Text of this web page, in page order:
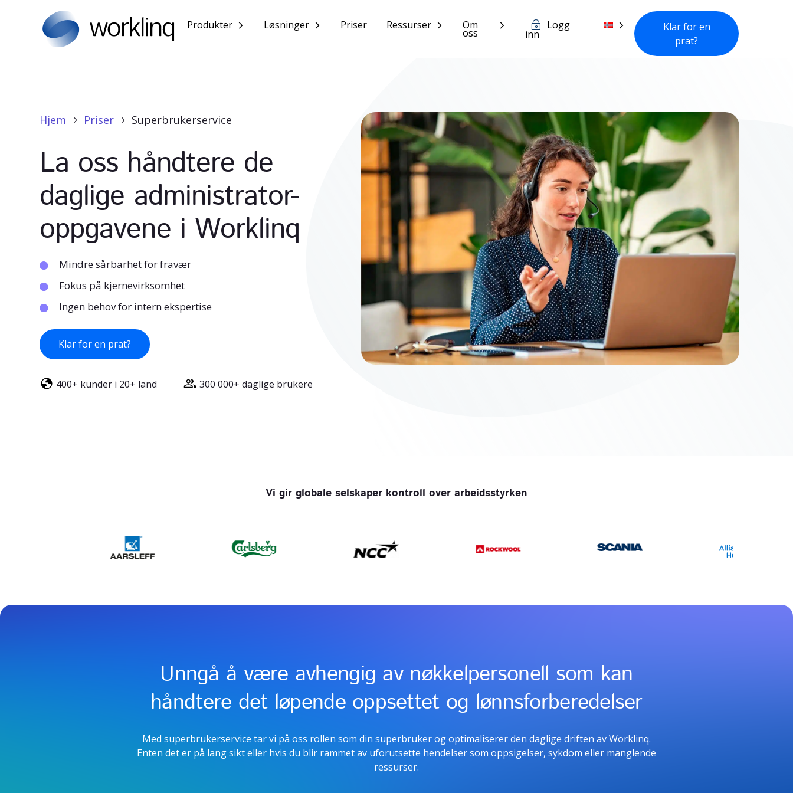
Produkter Løsninger Priser Ressurser Om
oss
Logg
inn
Klar for en
prat?
Hjem 5 Priser 5 Superbrukerservice
La oss håndtere de
daglige administrator-
oppgavene i Worklinq
Mindre sårbarhet for fravær
Fokus på kjernevirksomhet
Ingen behov for intern ekspertise
Klar for en prat?
400+ kunder i 20+ land 300 000+ daglige brukere
Vi gir globale selskaper kontroll over arbeidsstyrken
Unngå å være avhengig av nøkkelpersonell som kan
håndtere det løpende oppsettet og lønnsforberedelser
Med superbrukerservice tar vi på oss rollen som din superbruker og optimaliserer den daglige driften av Worklinq.
Enten det er på lang sikt eller hvis du blir rammet av uforutsette hendelser som oppsigelser, sykdom eller manglende
ressurser.